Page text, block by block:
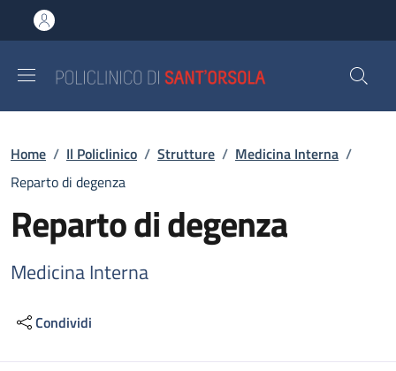
al contenuto principale
to footer content
Briciole di pane
Home / Il Policlinico / Strutture / Medicina Interna /
Reparto di degenza
Reparto di degenza
Medicina Interna
Condividi